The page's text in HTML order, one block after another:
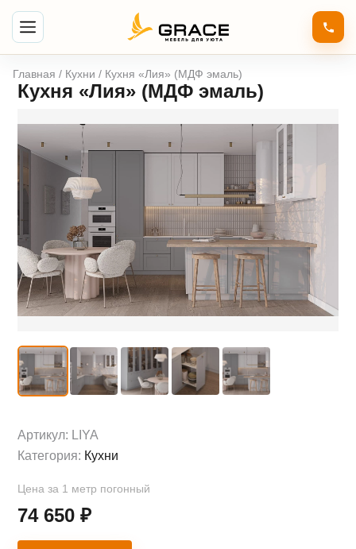
Главная / Кухни / Кухня «Лия» (МДФ эмаль)
Кухня «Лия» (МДФ эмаль)
Артикул: LIYA
Категория: Кухни
Цена за 1 метр погонный
74 650₽